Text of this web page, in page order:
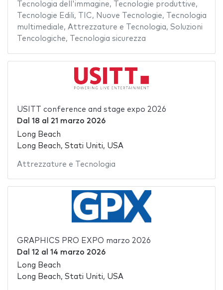
Tecnologia dell'immagine, Tecnologie produttive,
Tecnologie Edili, TIC, Nuove Tecnologie,
Tecnologia
multimediale, Attrezzature e Tecnologia, Soluzioni
Tencologiche, Tecnologia sicurezza
USITT conference and stage expo 2026
Dal 18 al 21 marzo 2026
Long Beach
Long Beach, Stati Uniti, USA
Attrezzature e Tecnologia
GRAPHICS PRO EXPO marzo 2026
Dal 12 al 14 marzo 2026
Long Beach
Long Beach, Stati Uniti, USA